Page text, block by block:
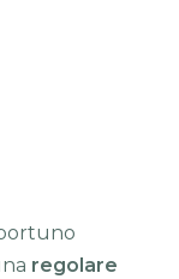
regolare